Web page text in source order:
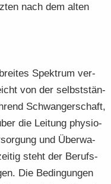
nach dem alten
Spek­trum ver­
von der selbst­stän­
Schwan­ger­schaft,
die Lei­tung phy­sio­
und Über­wa­
steht der Be­rufs­
Die Be­din­gun­gen